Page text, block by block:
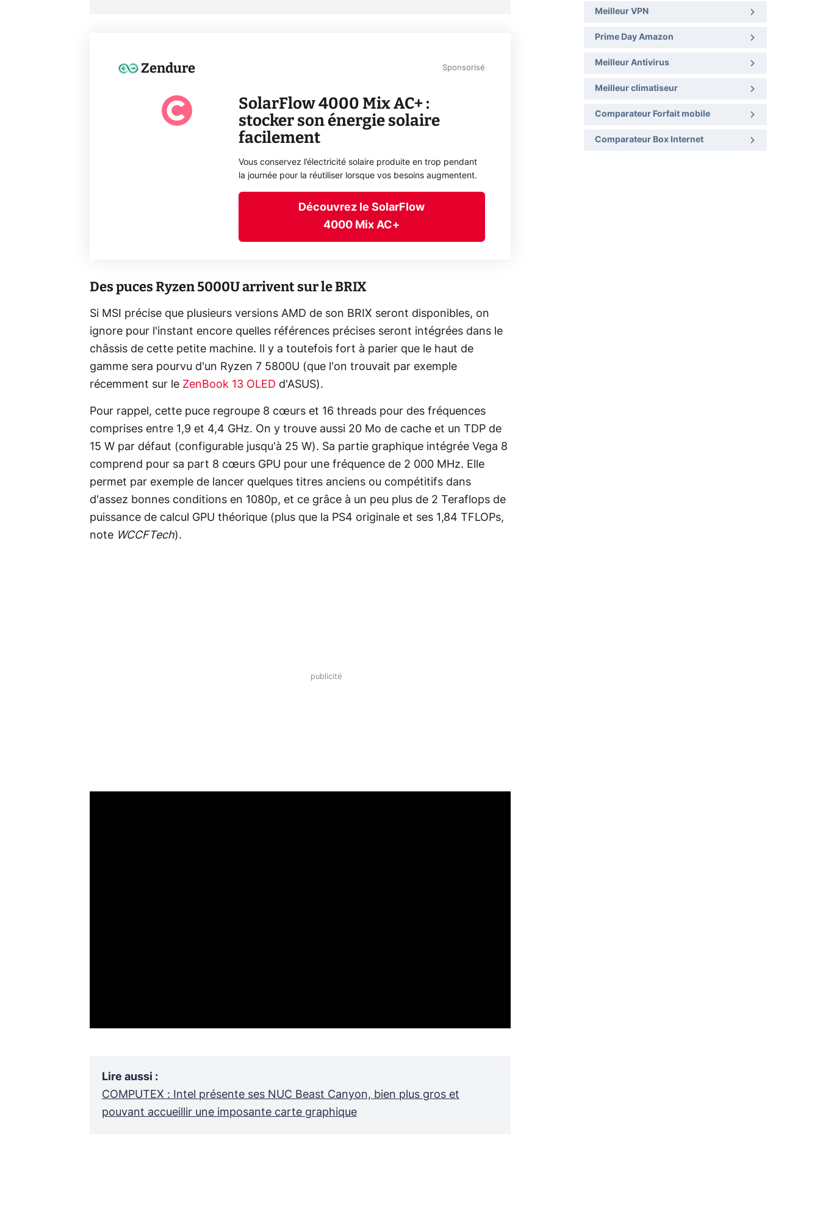
Zendure Sponsorisé
SolarFlow 4000 Mix AC+ :
stocker son énergie solaire
facilement
Vous conservez l’électricité solaire produite en trop pendant
la journée pour la réutiliser lorsque vos besoins augmentent.
Découvrez le SolarFlow
4000 Mix AC+
Des puces Ryzen 5000U arrivent sur le BRIX
Si MSI précise que plusieurs versions AMD de son BRIX seront disponibles, on
ignore pour l'instant encore quelles références précises seront intégrées dans le
châssis de cette petite machine. Il y a toutefois fort à parier que le haut de
gamme sera pourvu d'un Ryzen 7 5800U (que l'on trouvait par exemple
récemment sur le ZenBook 13 OLED d'ASUS).
Pour rappel, cette puce regroupe 8 cœurs et 16 threads pour des fréquences
comprises entre 1,9 et 4,4 GHz. On y trouve aussi 20 Mo de cache et un TDP de
15 W par défaut (configurable jusqu'à 25 W). Sa partie graphique intégrée Vega 8
comprend pour sa part 8 cœurs GPU pour une fréquence de 2 000 MHz. Elle
permet par exemple de lancer quelques titres anciens ou compétitifs dans
d'assez bonnes conditions en 1080p, et ce grâce à un peu plus de 2 Teraflops de
puissance de calcul GPU théorique (plus que la PS4 originale et ses 1,84 TFLOPs,
note WCCFTech).
Lire aussi :
COMPUTEX : Intel présente ses NUC Beast Canyon, bien plus gros et
pouvant accueillir une imposante carte graphique
Meilleur VPN
Prime Day Amazon
Meilleur Antivirus
Meilleur climatiseur
Comparateur Forfait mobile
Comparateur Box Internet